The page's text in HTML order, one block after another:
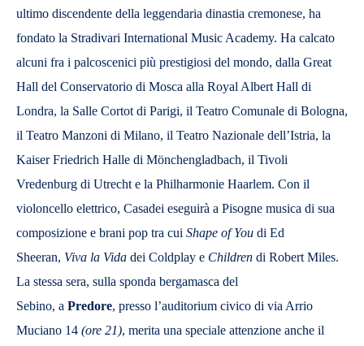
ultimo discendente della leggendaria dinastia cremonese, ha
fondato la Stradivari International Music Academy. Ha calcato
alcuni fra i palcoscenici più prestigiosi del mondo, dalla Great
Hall del Conservatorio di Mosca alla Royal Albert Hall di
Londra, la Salle Cortot di Parigi, il Teatro Comunale di Bologna,
il Teatro Manzoni di Milano, il Teatro Nazionale dell’Istria, la
Kaiser Friedrich Halle di Mönchengladbach, il Tivoli
Vredenburg di Utrecht e la Philharmonie Haarlem. Con il
violoncello elettrico, Casadei eseguirà a Pisogne musica di sua
composizione e brani pop tra cui Shape of You di Ed
Sheeran, Viva la Vida dei Coldplay e Children di Robert Miles.
La stessa sera, sulla sponda bergamasca del
Sebino, a Predore, presso l’auditorium civico di via Arrio
Muciano 14 (ore 21), merita una speciale attenzione anche il